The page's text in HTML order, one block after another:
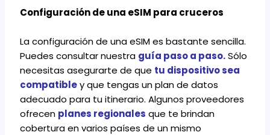
Configuración de una eSIM para cruceros
La configuración de una eSIM es bastante sencilla.
Puedes consultar nuestra guía paso a paso.Sólo
necesitas asegurarte de que tu dispositivo sea
compatibley que tengas un plan de datos
adecuado para tu itinerario. Algunos proveedores
ofrecen planes regionales que te brindan
cobertura en varios países de un mismo